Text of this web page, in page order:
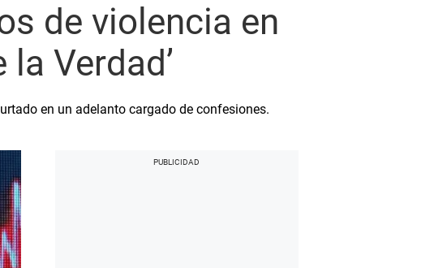
de violencia en
Verdad’
en un adelanto cargado de confesiones.